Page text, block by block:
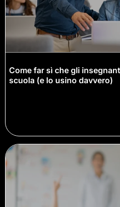
Come far sì che gli
scuola (e lo usino davvero)